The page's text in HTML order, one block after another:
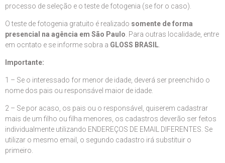
processo de seleção e o teste de fotogenia (se for o caso).
O teste de fotogenia gratuito é realizado somente de forma
presencial na agência em São Paulo . Para outras localidade, entre
em ocntato e se informe sobra a GLOSS BRASIL
Importante:
1 – Se o interessado for menor de idade, deverá ser preenchido o
nome dos pais ou responsável maior de idade.
2 – Se por acaso, os pais ou o responsável, quiserem cadastrar
mais de um filho ou filha menores, os cadastros deverão ser feitos
individualmente utilizando ENDEREÇOS DE EMAIL DIFERENTES. Se
utilizar o mesmo email, o segundo cadastro irá substituir o
primeiro.